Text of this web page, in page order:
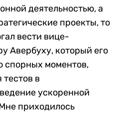
деятельностью, а
проекты, то
вести вице-
Авербуху, который его
спорных моментов,
тестов в
ускоренной
приходилось